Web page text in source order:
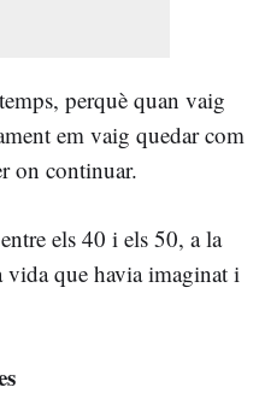
perquè quan vaig
em vaig quedar com
on continuar.
els 40 i els 50, a la
vida que havia imaginat i